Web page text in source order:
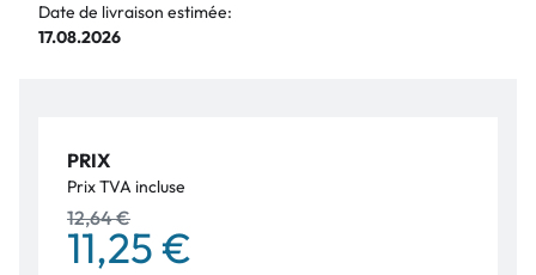
Date de livraison estimée:
17.08.2026
PRIX
Prix TVA incluse
12,64 €
11,25 €